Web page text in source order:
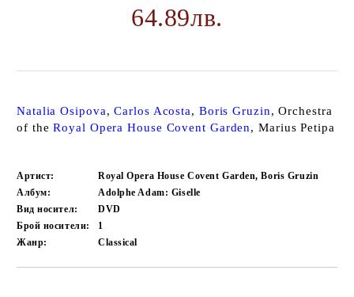
64.89лв.
Natalia Osipova,Carlos Acosta, Boris Gruzin, Orchestra
of theRoyal Opera House Covent Garden, Marius Petipa
Артист:
Royal Opera House Covent Garden, Boris Gruzin
Албум:
Adolphe Adam: Giselle
Вид носител:
DVD
Брой носители:
1
Жанр:
Classical